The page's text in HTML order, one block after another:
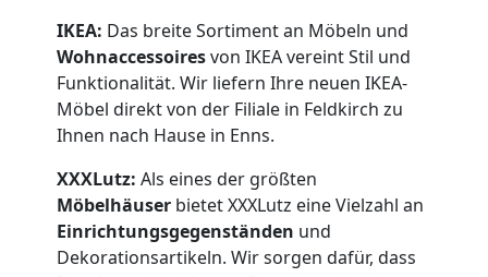
IKEA: Das breite Sortiment an Möbeln und
Wohnaccessoiresvon IKEA vereint Stil und
Funktionalität. Wir liefern Ihre neuen IKEA-
Möbel direkt von der Filiale in Feldkirch zu
Ihnen nach Hause in Enns.
XXXLutz: Als eines der größten
Möbelhäuser bietet XXXLutz eine Vielzahl an
Einrichtungsgegenständen und
Dekorationsartikeln. Wir sorgen dafür, dass